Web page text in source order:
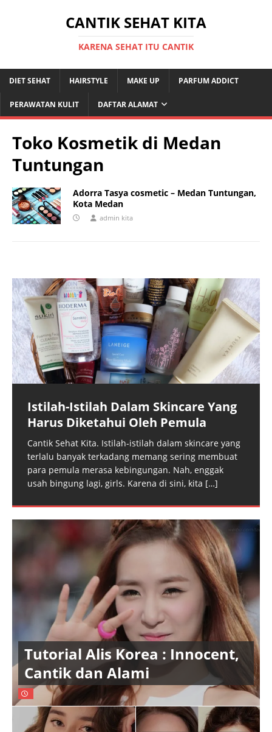
CANTIK SEHAT KITA
KARENA SEHAT ITU CANTIK
DIET SEHAT HAIRSTYLE MAKE UP PARFUM ADDICT
PERAWATAN KULIT DAFTAR ALAMAT
Toko Kosmetik di Medan
Tuntungan
Adorra Tasya cosmetic – Medan Tuntungan,
Kota Medan
admin kita
Istilah-Istilah Dalam Skincare Yang
Harus Diketahui Oleh Pemula
Cantik Sehat Kita. Istilah-istilah dalam skincare yang
terlalu banyak terkadang memang sering membuat
para pemula merasa kebingungan. Nah, enggak
usah bingung lagi, girls. Karena di sini, kita […]
Tutorial Alis Korea : Innocent,
Cantik dan Alami